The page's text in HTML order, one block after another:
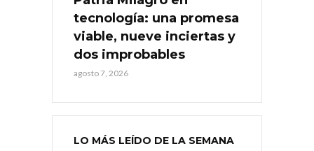
tecnología: una promesa
viable, nueve inciertas y
dos improbables
agosto 7, 2026
LO MÁS LEÍDO DE LA SEMANA